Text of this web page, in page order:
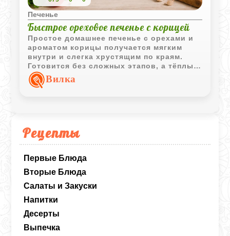
Рецепты
Первые Блюда
Вторые Блюда
Салаты и Закуски
Напитки
Десерты
Выпечка
Печенье
Быстрое ореховое печенье с корицей
Простое домашнее печенье с орехами и
ароматом корицы получается мягким
внутри и слегка хрустящим по краям.
Готовится без сложных этапов, а тёплые
ломтики особенно хорошо подходят к
чаю или кофе в холодный вечер.
Вилка